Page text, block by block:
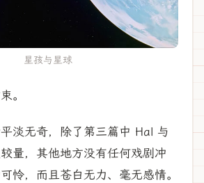
星孩与星球
。
淡无奇，除了第三篇中 Hal 与
量，其他地方没有任何戏剧冲
怜，而且苍白无力、毫无感情。